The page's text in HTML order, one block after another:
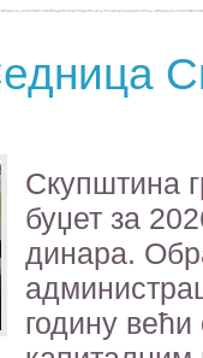
Скупштина
буџет за
динара.
годину